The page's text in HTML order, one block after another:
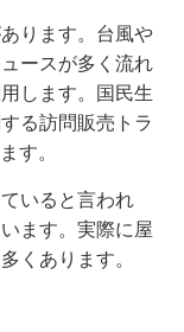
ります。台風や
ースが多く流れ
します。国民生
る訪問販売トラ
す。
いると言われ
ます。実際に屋
くあります。